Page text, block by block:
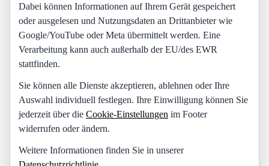
Dabei können Informationen auf Ihrem Gerät gespeichert
oder ausgelesen und Nutzungsdaten an Drittanbieter wie
Google/YouTube oder Meta übermittelt werden. Eine
Verarbeitung kann auch außerhalb der EU/des EWR
stattfinden.
Sie können alle Dienste akzeptieren, ablehnen oder Ihre
Auswahl individuell festlegen. Ihre Einwilligung können Sie
jederzeit über die Cookie-Einstellungen im Footer
widerrufen oder ändern.
Weitere Informationen finden Sie in unserer